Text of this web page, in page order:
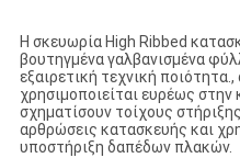
Η σκευωρία High Ribbed
βουτηγμένα γαλβανισμένα
εξαιρετική τεχνική
χρησιμοποιείται ευρέως στην
σχηματίσουν τοίχους
αρθρώσεις κατασκευής και
υποστήριξη δαπέδων πλακών.